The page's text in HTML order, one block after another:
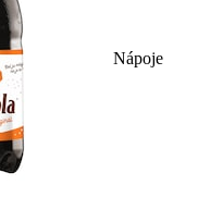
Nápoje